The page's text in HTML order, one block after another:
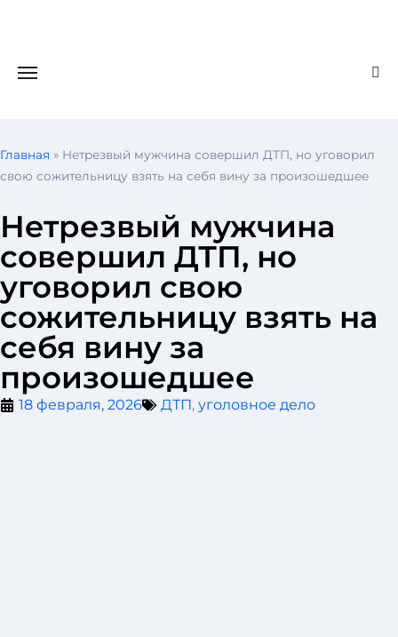
Главная » Нетрезвый мужчина совершил ДТП, но уговорил
свою сожительницу взять на себя вину за произошедшее
Нетрезвый мужчина
совершил ДТП, но
уговорил свою
сожительницу взять на
себя вину за
произошедшее
18 февраля, 2026 ДТП, уголовное дело